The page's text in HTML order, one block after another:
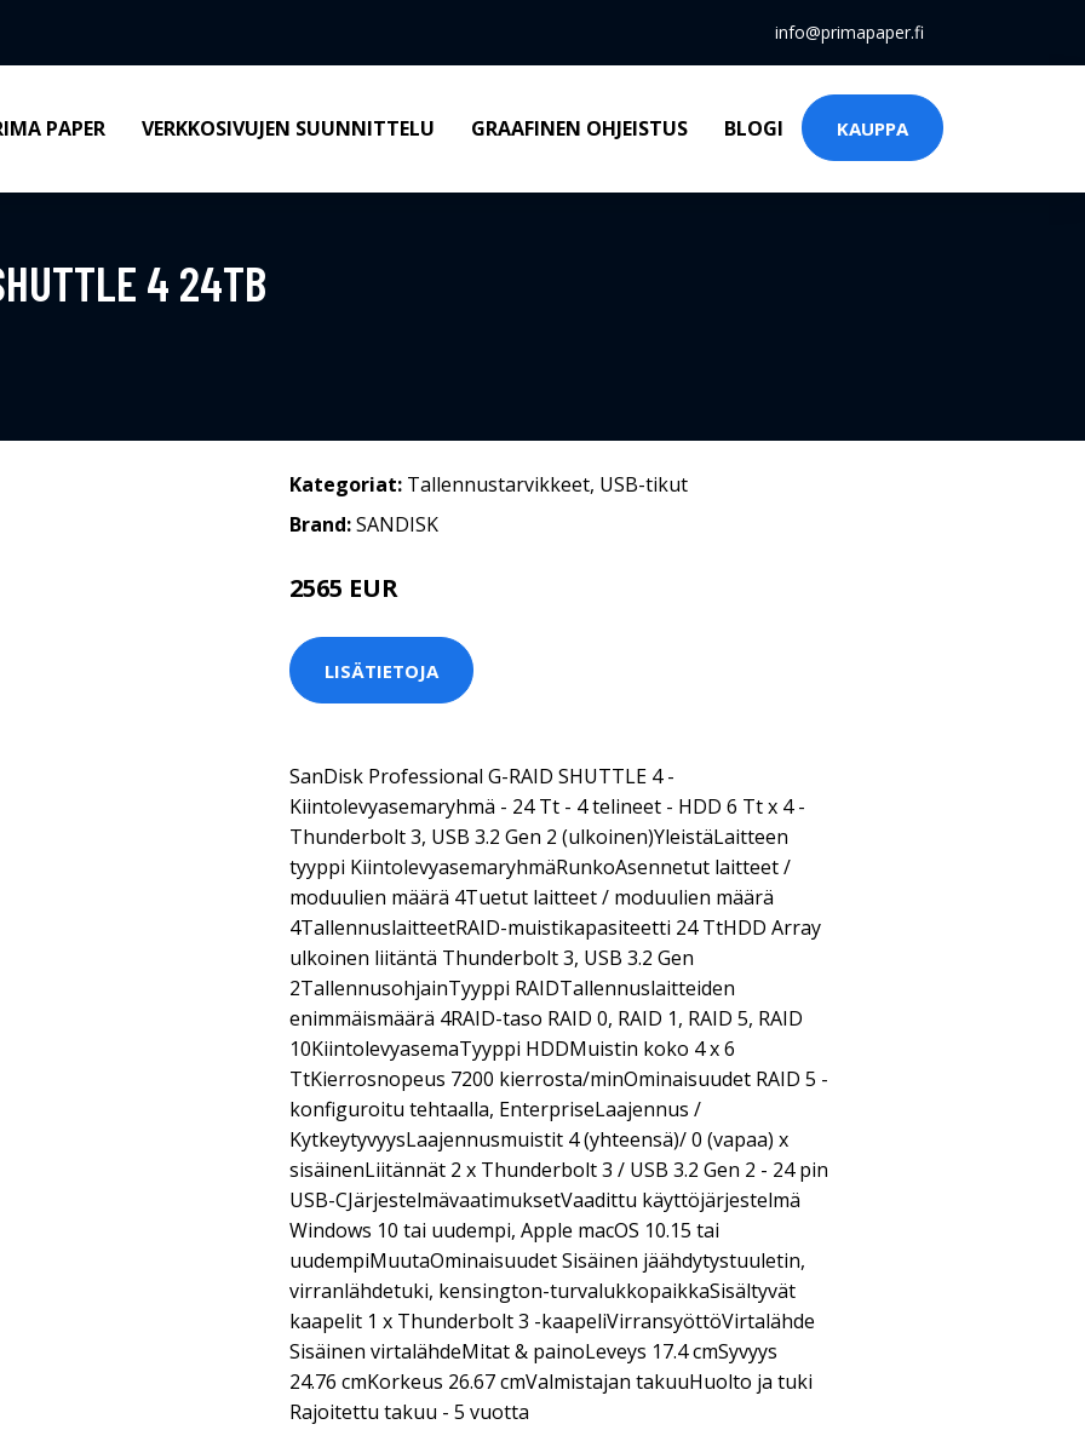
info@primapaper.fi
PAPER VERKKOSIVUJEN SUUNNITTELU GRAAFINEN OHJEISTUS BLOGI KAUPPA
4 24TB
Kategoriat: Tallennustarvikkeet, USB-tikut
Brand:SANDISK
2565 EUR
LISÄTIETOJA
SanDisk Professional G-RAID SHUTTLE 4 -
Kiintolevyasemaryhmä - 24 Tt - 4 telineet - HDD 6 Tt x 4 -
Thunderbolt 3, USB 3.2 Gen 2 (ulkoinen)YleistäLaitteen
tyyppi KiintolevyasemaryhmäRunkoAsennetut laitteet /
moduulien määrä 4Tuetut laitteet / moduulien määrä
4TallennuslaitteetRAID-muistikapasiteetti 24 TtHDD Array
ulkoinen liitäntä Thunderbolt 3, USB 3.2 Gen
2TallennusohjainTyyppi RAIDTallennuslaitteiden
enimmäismäärä 4RAID-taso RAID 0, RAID 1, RAID 5, RAID
10KiintolevyasemaTyyppi HDDMuistin koko 4 x 6
TtKierrosnopeus 7200 kierrosta/minOminaisuudet RAID 5 -
konfiguroitu tehtaalla, EnterpriseLaajennus /
KytkeytyvyysLaajennusmuistit 4 (yhteensä)/ 0 (vapaa) x
sisäinenLiitännät 2 x Thunderbolt 3 / USB 3.2 Gen 2 - 24 pin
USB-CJärjestelmävaatimuksetVaadittu käyttöjärjestelmä
Windows 10 tai uudempi, Apple macOS 10.15 tai
uudempiMuutaOminaisuudet Sisäinen jäähdytystuuletin,
virranlähdetuki, kensington-turvalukkopaikkaSisältyvät
kaapelit 1 x Thunderbolt 3 -kaapeliVirransyöttöVirtalähde
Sisäinen virtalähdeMitat & painoLeveys 17.4 cmSyvyys
24.76 cmKorkeus 26.67 cmValmistajan takuuHuolto ja tuki
Rajoitettu takuu - 5 vuotta